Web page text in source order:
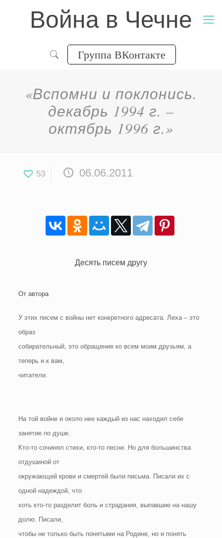
Война в Чечне
Группа ВКонтакте
«Вспомни и поклонись.
декабрь 1994 г. –
октябрь 1996 г.»
53 06.06.2011
Десять писем другу
От автора
У этих писем с войны нет конкретного адресата. Леха – это
образ
собирательный, это обращение ко всем моим друзьям, а
теперь и к вам,
читатели.
На той войне и около нее каждый из нас находил себе
занятие по душе.
Кто-то сочинял стихи, кто-то песни. Но для большинства
отдушиной от
окружающей крови и смертей были письма. Писали их с
одной надеждой, что
хоть кто-то разделит боль и страдания, выпавшие на нашу
долю. Писали,
чтобы не только быть понятыми на Родине, но и понять